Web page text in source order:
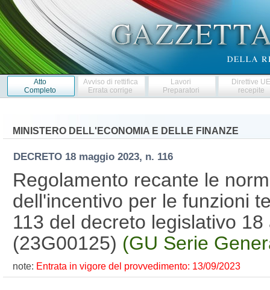
Atto
Completo
Avviso di rettifica
Errata corrige
Lavori
Preparatori
Direttive
recepite
MINISTERO DELL'ECONOMIA E DELLE FINANZE
DECRETO 18 maggio 2023, n. 116
Regolamento recante le
dell'incentivo per le funzioni
113 del decreto legislativo
(23G00125) (GU Serie
note: Entrata in vigore del provvedimento: 13/09/2023